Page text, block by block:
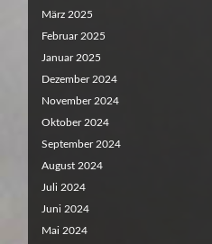
März 2025
Februar 2025
Januar 2025
Dezember 2024
November 2024
Oktober 2024
September 2024
August 2024
Juli 2024
Juni 2024
Mai 2024